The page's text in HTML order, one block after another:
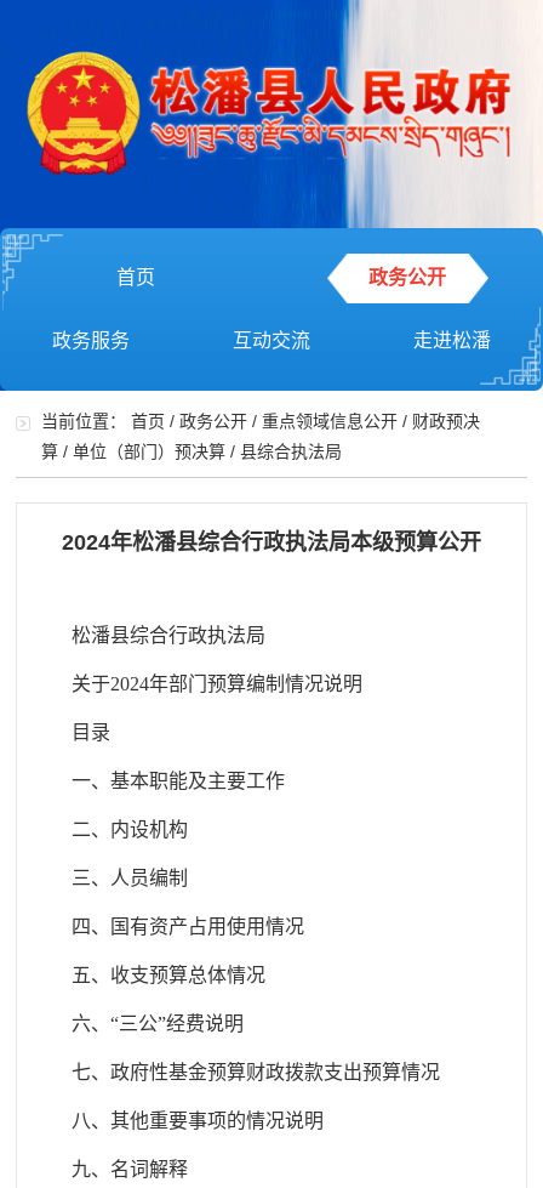
首页 政务公开
政务服务 互动交流 走进松潘
当前位置：首页 /政务公开 /重点领域信息公开 / 财政预决
算 /单位（部门）预决算 /县综合执法局
2024年松潘县综合行政执法局本级预算公开
松潘县综合行政执法局
关于2024年部门预算编制情况说明
目录
一、基本职能及主要工作
二、内设机构
三、人员编制
四、国有资产占用使用情况
五、收支预算总体情况
六、“三公”经费说明
七、政府性基金预算财政拨款支出预算情况
八、其他重要事项的情况说明
九、名词解释